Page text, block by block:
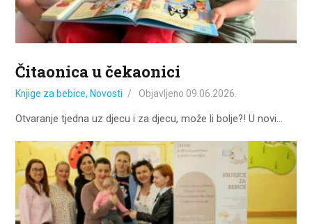
DOKUMENTI
KONTAKT
Čitaonica u čekaonici
Knjige za bebice, Novosti Objavljeno 09.06.2026.
Otvaranje tjedna uz djecu i za djecu, može li bolje?! U novi…